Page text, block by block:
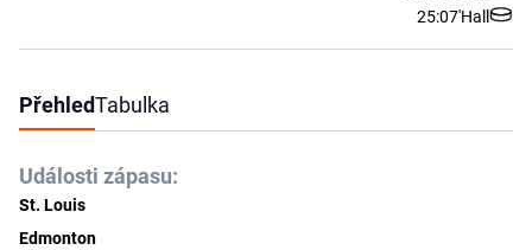
25:07'Hall
PřehledTabulka
Události zápasu:
St. Louis
Edmonton